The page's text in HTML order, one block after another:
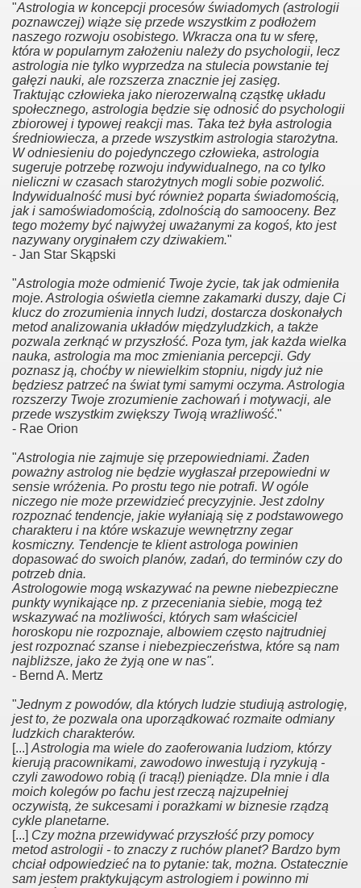
"Astrologia w koncepcji procesów świadomych (astrologii
poznawczej) wiąże się przede wszystkim z podłożem
naszego rozwoju osobistego. Wkracza ona tu w sferę,
która w popularnym założeniu należy do psychologii, lecz
astrologia nie tylko wyprzedza na stulecia powstanie tej
gałęzi nauki, ale rozszerza znacznie jej zasięg.
Traktując człowieka jako nierozerwalną cząstkę układu
społecznego, astrologia będzie się odnosić do psychologii
zbiorowej i typowej reakcji mas. Taka też była astrologia
średniowiecza, a przede wszystkim astrologia starożytna.
W odniesieniu do pojedynczego człowieka, astrologia
sugeruje potrzebę rozwoju indywidualnego, na co tylko
nieliczni w czasach starożytnych mogli sobie pozwolić.
Indywidualność musi być również poparta świadomością,
jak i samoświadomością, zdolnością do samooceny. Bez
tego możemy być najwyżej uważanymi za kogoś, kto jest
nazywany oryginałem czy dziwakiem."
- Jan Star Skąpski
"Astrologia może odmienić Twoje życie, tak jak odmieniła
moje. Astrologia oświetla ciemne zakamarki duszy, daje Ci
klucz do zrozumienia innych ludzi, dostarcza doskonałych
metod analizowania układów międzyludzkich, a także
pozwala zerknąć w przyszłość. Poza tym, jak każda wielka
nauka, astrologia ma moc zmieniania percepcji. Gdy
poznasz ją, choćby w niewielkim stopniu, nigdy już nie
będziesz patrzeć na świat tymi samymi oczyma. Astrologia
rozszerzy Twoje zrozumienie zachowań i motywacji, ale
przede wszystkim zwiększy Twoją wrażliwość."
- Rae Orion
"Astrologia nie zajmuje się przepowiedniami. Żaden
poważny astrolog nie będzie wygłaszał przepowiedni w
sensie wróżenia. Po prostu tego nie potrafi. W ogóle
niczego nie może przewidzieć precyzyjnie. Jest zdolny
rozpoznać tendencje, jakie wyłaniają się z podstawowego
charakteru i na które wskazuje wewnętrzny zegar
kosmiczny. Tendencje te klient astrologa powinien
dopasować do swoich planów, zadań, do terminów czy do
potrzeb dnia.
Astrologowie mogą wskazywać na pewne niebezpieczne
punkty wynikające np. z przeceniania siebie, mogą też
wskazywać na możliwości, których sam właściciel
horoskopu nie rozpoznaje, albowiem często najtrudniej
jest rozpoznać szanse i niebezpieczeństwa, które są nam
najbliższe, jako że żyją one w nas".
- Bernd A. Mertz
"Jednym z powodów, dla których ludzie studiują astrologię,
jest to, że pozwala ona uporządkować rozmaite odmiany
ludzkich charakterów.
[...] Astrologia ma wiele do zaoferowania ludziom, którzy
kierują pracownikami, zawodowo inwestują i ryzykują -
czyli zawodowo robią (i tracą!) pieniądze. Dla mnie i dla
moich kolegów po fachu jest rzeczą najzupełniej
oczywistą, że sukcesami i porażkami w biznesie rządzą
cykle planetarne.
[...] Czy można przewidywać przyszłość przy pomocy
metod astrologii - to znaczy z ruchów planet? Bardzo bym
chciał odpowiedzieć na to pytanie: tak, można. Ostatecznie
sam jestem praktykującym astrologiem i powinno mi